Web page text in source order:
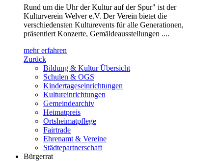
Rund um die Uhr der Kultur auf der Spur" ist der
Kulturverein Welver e.V. Der Verein bietet die
verschiedensten Kulturevents für alle Generationen,
präsentiert Konzerte, Gemäldeausstellungen ....
mehr erfahren
Zurück
Bildung & Kultur Übersicht
Schulen & OGS
Kindertageseinrichtungen
Kultureinrichtungen
Gemeindearchiv
Heimatpreis
Ortsheimatpflege
Fairtrade
Ehrenamt & Vereine
Städtepartnerschaft
Bürgerrat